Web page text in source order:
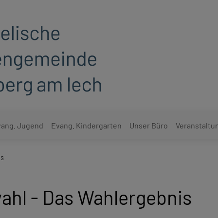
Jugend Evang. Kindergarten Unser Büro
- Das Wahlergebnis